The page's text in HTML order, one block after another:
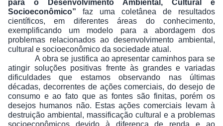
para o Desenvolvimento Ambiental, Cultural e
Socioeconômico” faz uma coletânea de resultados
científicos, em diferentes áreas do conhecimento,
exemplificando um modelo para a abordagem dos
problemas relacionados ao desenvolvimento ambiental,
cultural e socioeconômico da sociedade atual.
A obra se justifica ao apresentar caminhos para se
atingir soluções positivas frente às grandes e variadas
dificuldades que estamos observando nas últimas
décadas, decorrentes de ações comerciais, do desejo de
consumo e ao fato que as fontes são finitas, porém os
desejos humanos não. Estas ações comerciais levam à
destruição ambiental, massificação cultural e a problemas